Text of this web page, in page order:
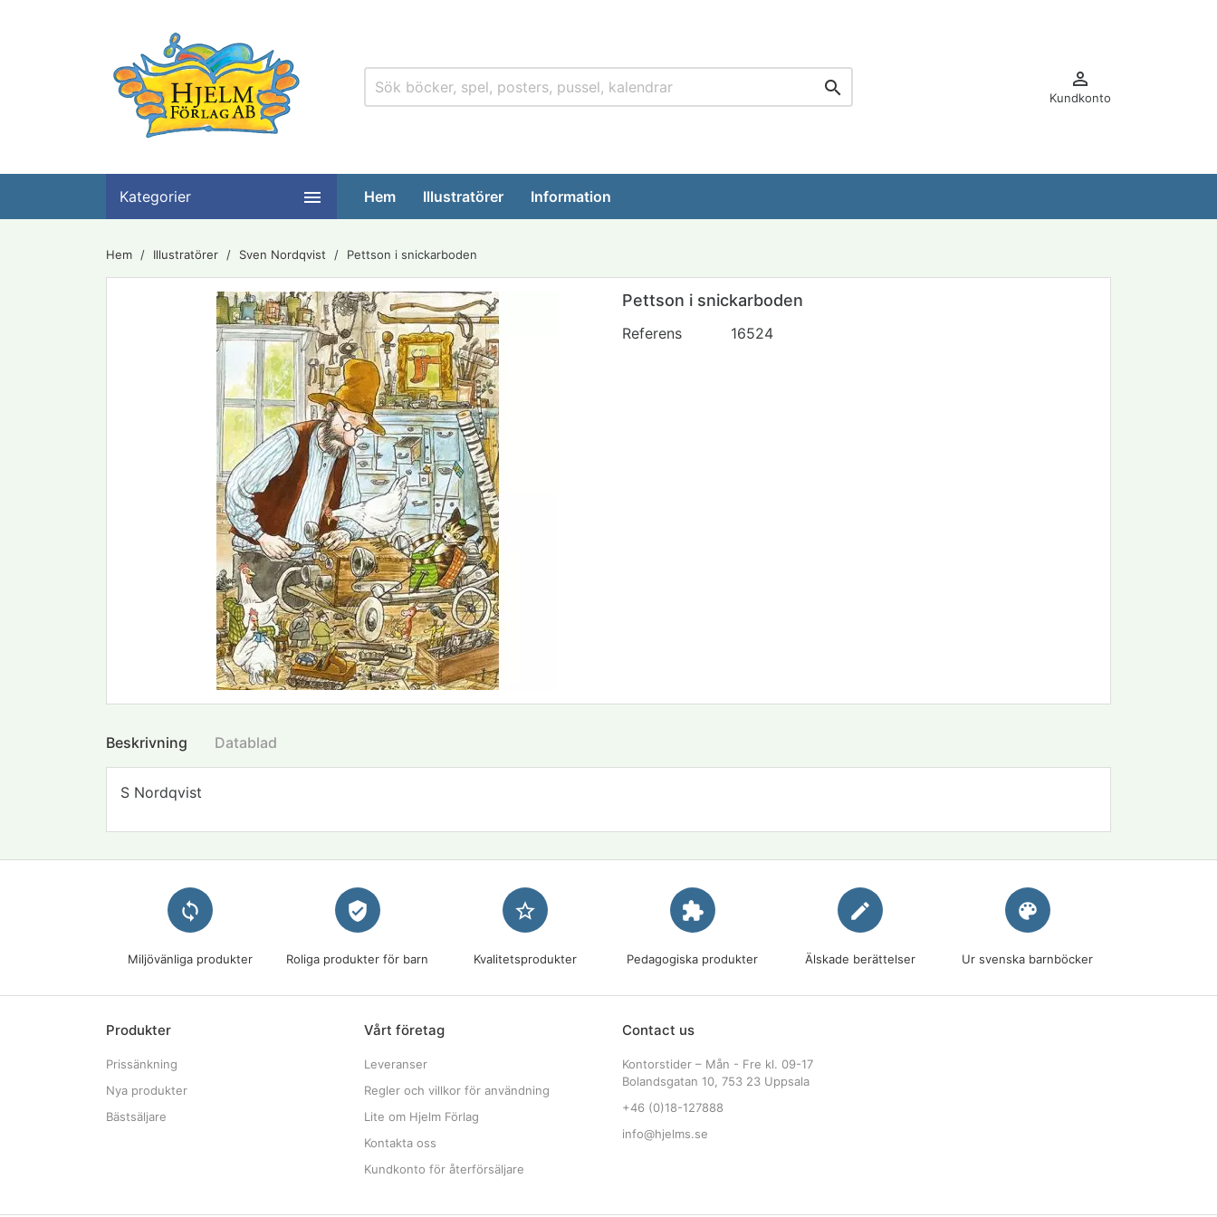
 
Kundkonto
Kategorier  Hem Illustratörer Information
Hem Illustratörer Sven Nordqvist Pettson i snickarboden
Pettson i snickarboden
Referens 16524
Beskrivning Datablad
S Nordqvist
loop
Miljövänliga produkter
verified_user
Roliga produkter för barn
star_border
Kvalitetsprodukter
extension
Pedagogiska produkter
edit
Älskade berättelser
palette
Ur svenska barnböcker
Produkter
Prissänkning
Nya produkter
Bästsäljare
Vårt företag
Leveranser
Regler och villkor för användning
Lite om Hjelm Förlag
Kontakta oss
Kundkonto för återförsäljare
Contact us
Kontorstider – Mån - Fre kl. 09-17
Bolandsgatan 10, 753 23 Uppsala
+46 (0)18-127888
info@hjelms.se